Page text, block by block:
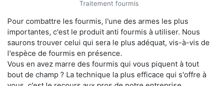
Traitement fourmis
Pour combattre les fourmis, l'une des armes les plus
importantes, c'est le produit anti fourmis à utiliser. Nous
saurons trouver celui qui sera le plus adéquat, vis-à-vis de
l'espèce de fourmis en présence.
Vous en avez marre des fourmis qui vous piquent à tout
bout de champ ? La technique la plus efficace qui s'offre à